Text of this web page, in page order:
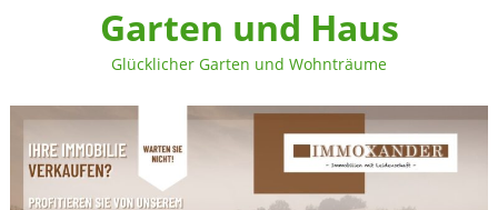
Garten und Haus
Glücklicher Garten und Wohnträume